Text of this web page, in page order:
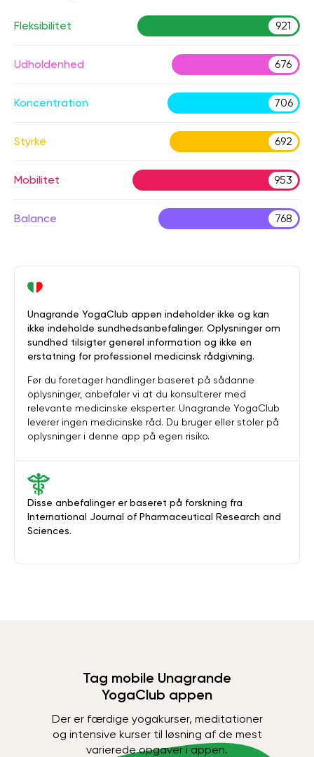
Fleksibilitet 921
Udholdenhed 676
Koncentration 706
Styrke 692
Mobilitet 953
Balance 768
Disse anbefalinger er baseret på forskning fra
International Journal of Pharmaceutical Research and
Sciences.
Unagrande YogaClub appen indeholder ikke og kan
ikke indeholde sundhedsanbefalinger. Oplysninger om
sundhed tilsigter generel information og ikke en
erstatning for professionel medicinsk rådgivning.
Før du foretager handlinger baseret på sådanne
oplysninger, anbefaler vi at du konsulterer med
relevante medicinske eksperter. Unagrande YogaClub
leverer ingen medicinske råd. Du bruger eller stoler på
oplysninger i denne app på egen risiko.
Tag mobile Unagrande
YogaClub appen
Der er færdige yogakurser, meditationer
og intensive kurser til løsning af de mest
varierede opgaver i appen.